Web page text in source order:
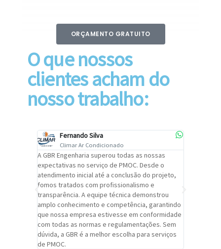
ORÇAMENTO GRATUITO
O que nossos
clientes acham do
nosso trabalho:
Fernando Silva
Climar Ar Condicionado
A GBR Engenharia superou todas as nossas
expectativas no serviço de PMOC. Desde o
atendimento inicial até a conclusão do projeto,
fomos tratados com profissionalismo e
transparência. A equipe técnica demonstrou
amplo conhecimento e competência, garantindo
que nossa empresa estivesse em conformidade
com todas as normas e regulamentações. Sem
dúvida, a GBR é a melhor escolha para serviços
de PMOC.